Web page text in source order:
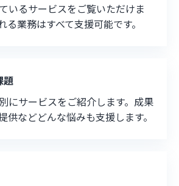
いるサービスをご覧いただけま
る業務はすべて支援可能です。
題
にサービスをご紹介します。成果
供などどんな悩みも支援します。